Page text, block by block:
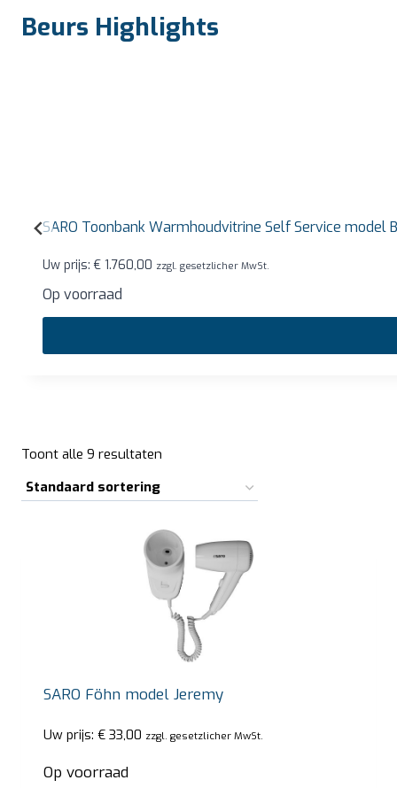
Toont alle 9 resultaten
SARO Föhn model Jeremy
Uw prijs: €33,00 zzgl. gesetzlicher MwSt.
Op voorraad
Beurs Highlights
SARO Toonbank Warmhoudvitrine Self Service model
Uw prijs: € 1.760,00 zzgl. gesetzlicher MwSt.
Op voorraad